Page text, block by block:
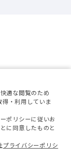
適な閲覧のため
・利用していま
ポリシーに従いお
に同意したものと
プライバシーポリシ